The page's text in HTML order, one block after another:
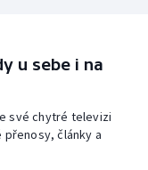
u sebe i na
své chytré televizi
články a